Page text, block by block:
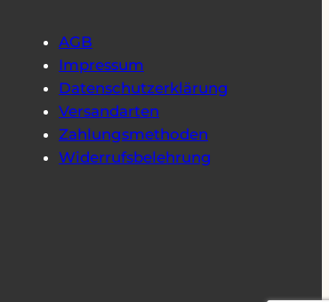
AGB
Impressum
Datenschutzerklärung
Versandarten
Zahlungsmethoden
Widerrufsbelehrung